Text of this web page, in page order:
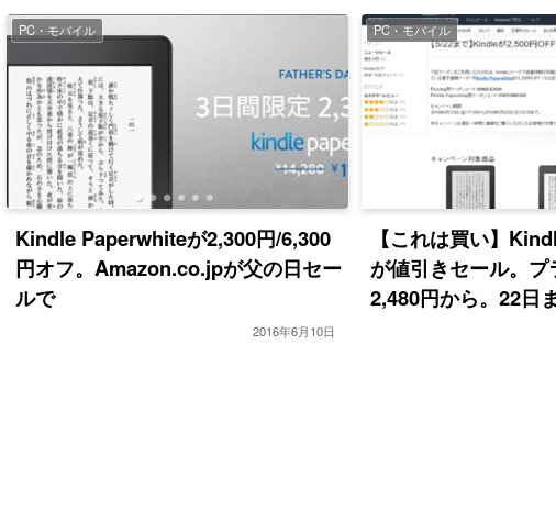
PC・モバイル
Kindle Paperwhiteが2,300円/6,300
円オフ。Amazon.co.jpが父の日セー
ルで
2016年6月10日
PC・モバイル
【これは買い】
が値引きセール。
2,480円から。22日